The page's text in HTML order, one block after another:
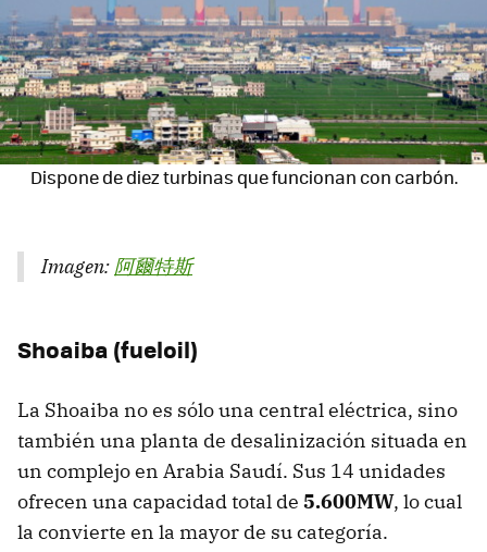
Dispone de diez turbinas que funcionan con carbón.
Imagen: 阿爾特斯
Shoaiba (fueloil)
La Shoaiba no es sólo una central eléctrica, sino
también una planta de desalinización situada en
un complejo en Arabia Saudí. Sus 14 unidades
ofrecen una capacidad total de 5.600MW, lo cual
la convierte en la mayor de su categoría.